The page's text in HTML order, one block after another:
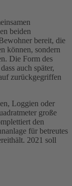
beiden
bereit, die
können, sondern
Die Form des
auch später,
zurückgegriffen
Loggien oder
große
den
für betreutes
2021 soll